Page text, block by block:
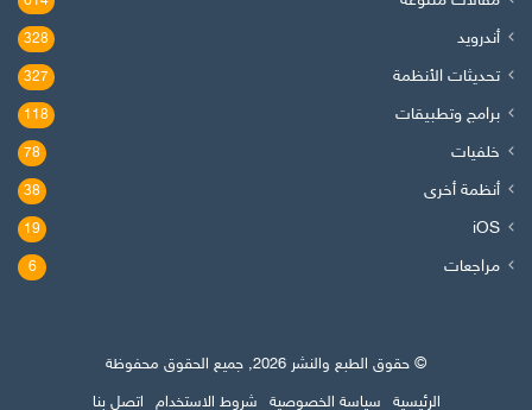
أندرويد 328
تحديثات الأنظمة 327
برامج وتطبيقات 118
خلفيات 78
أنظمة أخرى 38
iOS
19
مراجعات 6
© حقوق الطبع والنشر 2026, جميع الحقوق محفوظة
الرئيسية
سياسة الخصوصية شروط الاستخدام اتصل بنا